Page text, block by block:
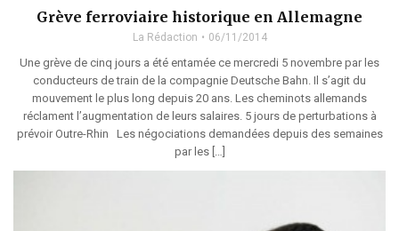
Grève ferroviaire historique en Allemagne
La Rédaction 06/11/2014
Une grève de cinq jours a été entamée ce mercredi 5 novembre par les
conducteurs de train de la compagnie Deutsche Bahn. Il s’agit du
mouvement le plus long depuis 20 ans. Les cheminots allemands
réclament l’augmentation de leurs salaires. 5 jours de perturbations à
prévoir Outre-Rhin Les négociations demandées depuis des semaines
par les […]